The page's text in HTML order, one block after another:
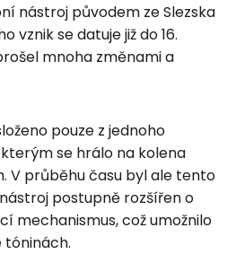
nástroj původem ze Slezska
vznik se datuje již do 16.
mnoha změnami a
pouze z jednoho
se hrálo na kolena
V průběhu času byl ale tento
postupně rozšířen o
mechanismus, což umožnilo
tóninách.